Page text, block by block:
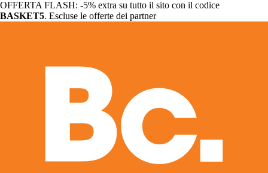
OFFERTA FLASH: -5% extra su tutto il sito con il codice
BASKET5. Escluse le offerte dei partner